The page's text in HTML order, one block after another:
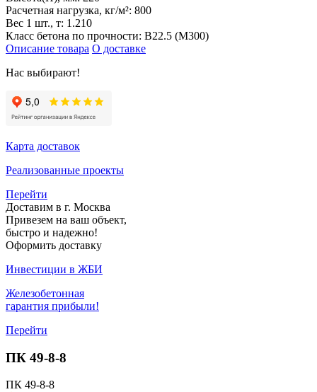
Расчетная нагрузка, кг/м²: 800
Вес 1 шт., т: 1.210
Класс бетона по прочности: В22.5 (М300)
Описание товара О доставке
Нас выбирают!
Карта доставок
Реализованные проекты
Перейти
Доставим в г. Москва
Привезем на ваш объект,
быстро и надежно!
Оформить доставку
Инвестиции в ЖБИ
Железобетонная
гарантия прибыли!
Перейти
ПК 49-8-8
ПК 49-8-8